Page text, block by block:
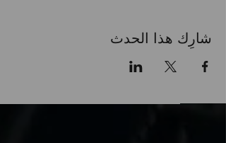
شارِك هذا الحدث